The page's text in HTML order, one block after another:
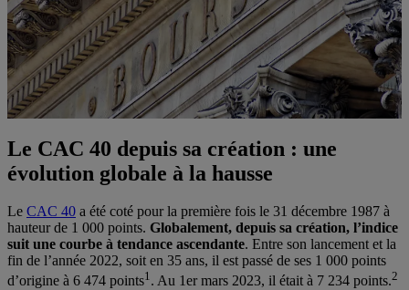
Le CAC 40 depuis sa création : une
évolution globale à la hausse
Le CAC 40 a été coté pour la première fois le 31 décembre 1987 à
hauteur de 1 000 points. Globalement, depuis sa création, l’indice
suit une courbe à tendance ascendante. Entre son lancement et la
fin de l’année 2022, soit en 35 ans, il est passé de ses 1 000 points
d’origine à 6 474 points1. Au 1er mars 2023, il était à 7 234 points.2